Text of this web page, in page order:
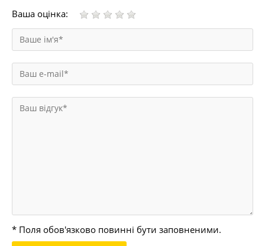
Ваша оцінка:
* Поля обов'язково повинні бути заповненими.